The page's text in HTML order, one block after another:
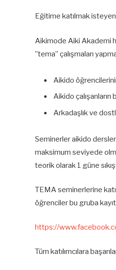
Eğitime katılmak
Aikimode Aiki Akademi
”tema” çalışmaları
Aikido
Aikido çalışanların
Arkadaşlık ve
Seminerler aikido
maksimum seviyede
teorik olarak 1 güne
TEMA seminerlerine
öğrenciler bu gruba
https://
Tüm katılımcılara